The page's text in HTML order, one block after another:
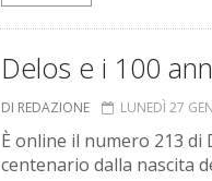
Delos e i 100
DI REDAZIONE LUNEDÌ 27
È online il numero 213 di
centenario dalla nascita